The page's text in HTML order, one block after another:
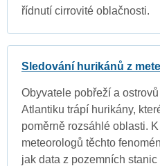
řídnutí cirrovité oblačnosti.
Sledování hurikánů z
Obyvatele pobřeží a
Atlantiku trápí hurikány,
poměrně rozsáhlé oblasti.
meteorologů těchto
jak data z pozemních stanic